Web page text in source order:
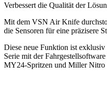
Verbessert die Qualität der
Mit dem VSN Air Knife
die Sensoren für eine präzisere
Diese neue Funktion ist
Serie mit der
MY24-Spritzen und Miller Nitro